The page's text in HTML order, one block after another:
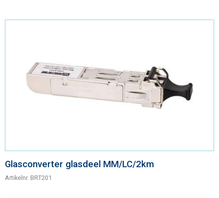
Glasconverter glasdeel MM/LC/2km
Artikelnr. BRT201